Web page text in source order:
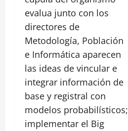
evalua junto con los
directores de
Metodología, Población
e Informática aparecen
las ideas de vincular e
integrar información de
base y registral con
modelos probabilísticos;
implementar el Big